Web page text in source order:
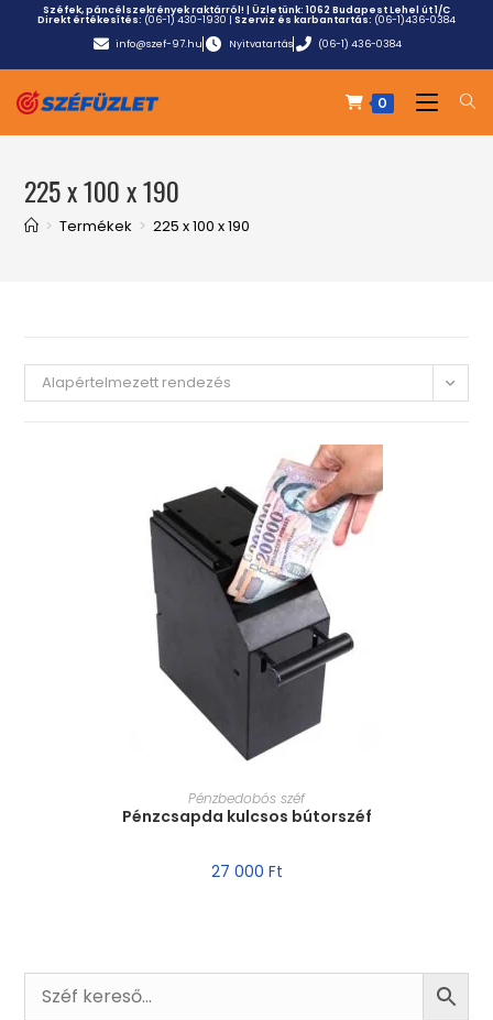
Széfek, páncélszekrények raktárról! | Üzletünk:1062 Budapest Lehel út 1/C
Direkt értékesítés: (06-1) 430-1930 | Szerviz és karbantartás: (06-1)436-0384
info@szef-97.hu
Nyitvatartás (06-1) 436-0384
0
225 x 100 x 190
> Termékek > 225 x 100 x 190
Alapértelmezett rendezés
MÉRET VÁLASZTÁSA
Pénzbedobós széf
Pénzcsapda kulcsos bútorszéf
27 000 Ft